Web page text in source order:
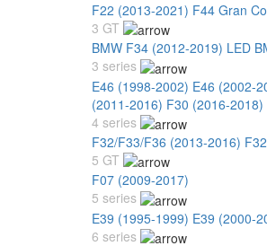
F22 (2013-2021) F44 Gran
3 GT
BMW F34 (2012-2019) LED
3 series
E46 (1998-2002) E46 (2002-
(2011-2016) F30 (2016-2018)
4 series
F32/F33/F36 (2013-2016)
5 GT
F07 (2009-2017)
5 series
E39 (1995-1999) E39 (2000-
6 series